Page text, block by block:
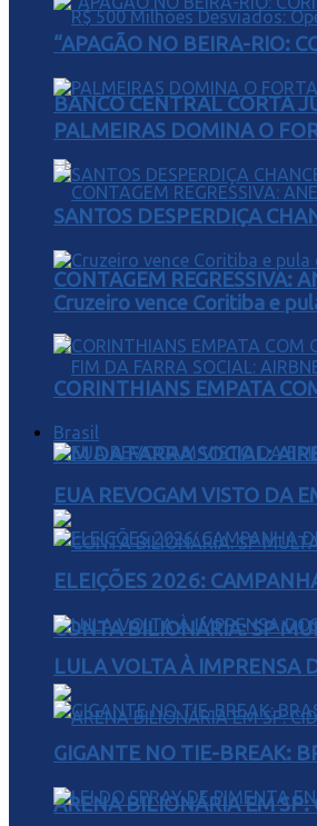
BANCO CENTRAL CORTA
CONTAGEM REGRESSIVA:
FIM DA FARRA SOCIAL:
CONTA BILIONÁRIA: SP
ARENA BILIONÁRIA EM SP:
“APAGÃO NO BEIRA-RIO:
PALMEIRAS DOMINA O
SANTOS DESPERDIÇA
Cruzeiro vence Coritiba e
CORINTHIANS EMPATA
Brasil
EUA REVOGAM VISTO DA
ELEIÇÕES 2026:
LULA VOLTA À IMPRENSA
GIGANTE NO TIE-BREAK: